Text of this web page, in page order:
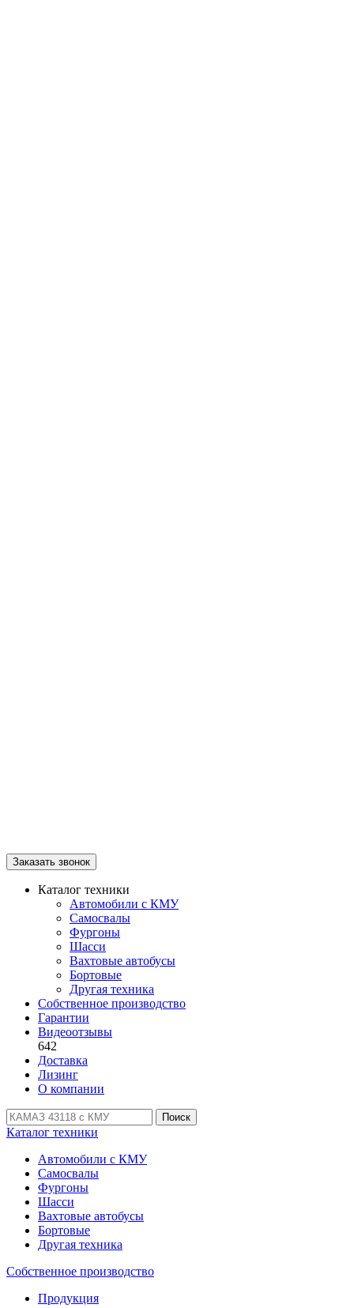
Заказать звонок
Каталог техники
Автомобили с КМУ
Самосвалы
Фургоны
Шасси
Вахтовые автобусы
Бортовые
Другая техника
Собственное производство
Гарантии
Видеоотзывы
642
Доставка
Лизинг
О компании
Поиск
Каталог техники
Автомобили с КМУ
Самосвалы
Фургоны
Шасси
Вахтовые автобусы
Бортовые
Другая техника
Собственное производство
Продукция